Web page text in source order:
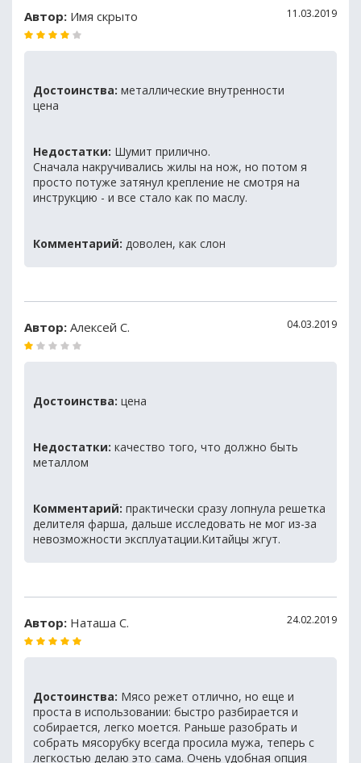
Автор: Имя скрыто 11.03.2019
Достоинства: металлические внутренности
цена
Недостатки: Шумит прилично.
Сначала накручивались жилы на нож, но потом я
просто потуже затянул крепление не смотря на
инструкцию - и все стало как по маслу.
Комментарий: доволен, как слон
Автор: Алексей С. 04.03.2019
Достоинства: цена
Недостатки: качество того, что должно быть
металлом
Комментарий: практически сразу лопнула решетка
делителя фарша, дальше исследовать не мог из-за
невозможности эксплуатации.Китайцы жгут.
Автор: Наташа С. 24.02.2019
Достоинства: Мясо режет отлично, но еще и
проста в использовании: быстро разбирается и
собирается, легко моется. Раньше разобрать и
собрать мясорубку всегда просила мужа, теперь с
легкостью делаю это сама. Очень удобная опция